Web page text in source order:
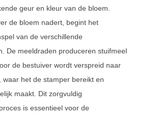
geur en kleur van de bloem.
de bloem nadert, begint het
van de verschillende
De meeldraden produceren stuifmeel
de bestuiver wordt verspreid naar
waar het de stamper bereikt en
maakt. Dit zorgvuldig
is essentieel voor de